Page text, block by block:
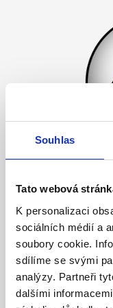
Souhlas
Tato webová
K personalizaci
sociálních médií a
soubory cookie.
sdílíme se svými
analýzy. Partneři
dalšími